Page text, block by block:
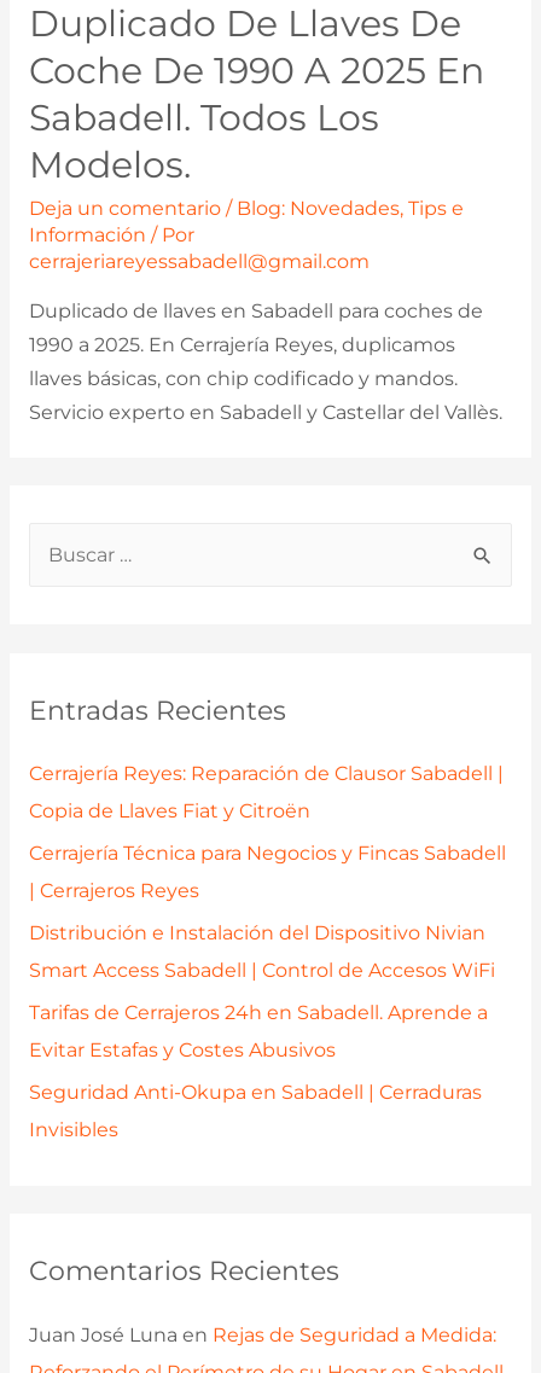
p
o
:
Entradas Recientes
Cerrajería Reyes: Reparación de Clausor Sabadell |
Copia de Llaves Fiat y Citroën
Cerrajería Técnica para Negocios y Fincas Sabadell
| Cerrajeros Reyes
Distribución e Instalación del Dispositivo Nivian
Smart Access Sabadell | Control de Accesos WiFi
Tarifas de Cerrajeros 24h en Sabadell. Aprende a
Evitar Estafas y Costes Abusivos
Seguridad Anti-Okupa en Sabadell | Cerraduras
Invisibles
Comentarios Recientes
Juan José Luna en Rejas de Seguridad a Medida:
Duplicado De Llaves De
Coche De 1990 A 2025 En
Sabadell. Todos Los
Modelos.
Deja un comentario / Blog: Novedades, Tips e
Información / Por
cerrajeriareyessabadell@gmail.com
Duplicado de llaves en Sabadell para coches de
1990 a 2025. En Cerrajería Reyes, duplicamos
llaves básicas, con chip codificado y mandos.
Servicio experto en Sabadell y Castellar del Vallès.